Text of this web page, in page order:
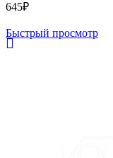
645₽
Быстрый просмотр